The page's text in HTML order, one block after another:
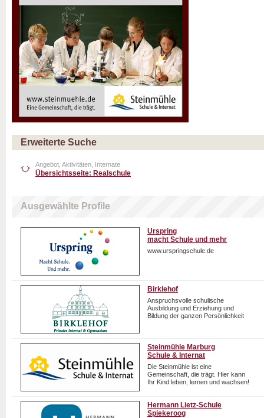
Erweiterte Suche
Angebot, Aktivitäten, Internate
Übersichtsseite: Realschule
Ausgewählte Profile
Urspring
macht Schule und mehr
www.urspringschule.de
Birklehof
Anspruchsvolle schulische
Ausbildung und Erziehung und
Bildung der ganzen Persönlichkeit
Steinmühle Marburg
Schule & Internat
Die Steinmühle ist eine
Gemeinschaft, die trägt. Hier kann
Ihr Kind leben, lernen und wachsen!
Hermann Lietz-Schule
Spiekeroog